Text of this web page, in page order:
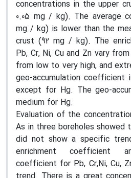
concentrations in the upper
0.05 mg / kg). The average
mg / kg) is lower than the
crust (92 mg / kg). The
Pb, Cr, Ni, Cu and Zn vary
from low to very high, and
geo-accumulation
except for Hg. The geo-
medium for Hg.
Evaluation of the
As in three boreholes
did not show a specific
enrichment coefficient
coefficient for Pb, Cr,Ni, Cu,